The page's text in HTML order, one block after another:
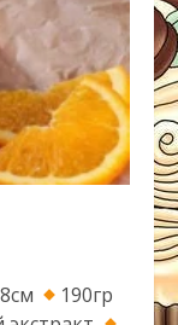
190гр